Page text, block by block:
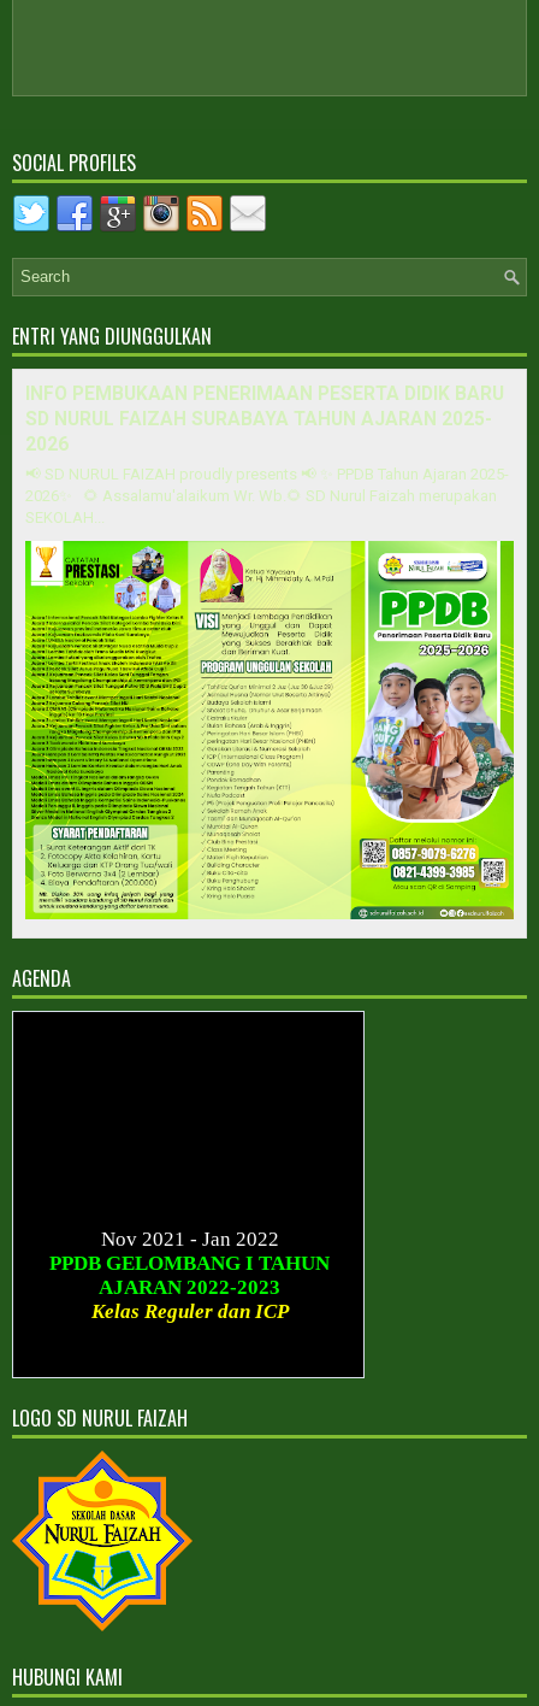
SOCIAL PROFILES
ENTRI YANG DIUNGGULKAN
INFO PEMBUKAAN PENERIMAAN PESERTA DIDIK BARU
SD NURUL FAIZAH SURABAYA TAHUN AJARAN 2025-
2026
📢 SD NURUL FAIZAH proudly presents 📢 ✨ PPDB Tahun Ajaran 2025-
2026✨ 🌻 Assalamu'alaikum Wr. Wb.🌻 SD Nurul Faizah merupakan
SEKOLAH...
AGENDA
Nov 2021 - Jan 2022
PPDB GELOMBANG I TAHUN
AJARAN 2022-2023
Kelas Reguler dan ICP
Kelas Reguler dan ICP
Sesudah Maret 2022
PPDB GELOMBANG III TAHUN
AJARAN 2022-2023
Kelas Reguler dan ICP
LOGO SD NURUL FAIZAH
HUBUNGI KAMI